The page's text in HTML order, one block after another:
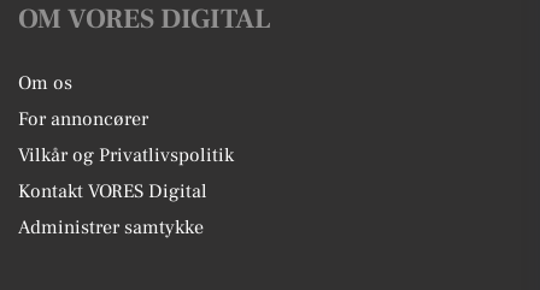
OM VORES DIGITAL
Om os
For annoncører
Vilkår og Privatlivspolitik
Kontakt VORES Digital
Administrer samtykke